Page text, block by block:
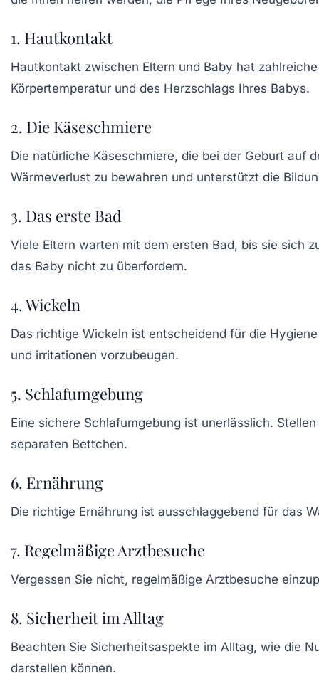
1. Hautkontakt
Hautkontakt zwischen Eltern und Baby hat
Körpertemperatur und des Herzschlags Ihres Babys.
2. Die Käseschmiere
Die natürliche Käseschmiere, die bei der Geburt auf
Wärmeverlust zu bewahren und unterstützt die
3. Das erste Bad
Viele Eltern warten mit dem ersten Bad, bis sie sich
das Baby nicht zu überfordern.
4. Wickeln
Das richtige Wickeln ist entscheidend für die Hygiene
und irritationen vorzubeugen.
5. Schlafumgebung
Eine sichere Schlafumgebung ist unerlässlich.
separaten Bettchen.
6. Ernährung
Die richtige Ernährung ist ausschlaggebend für das
7. Regelmäßige Arztbesuche
Vergessen Sie nicht, regelmäßige Arztbesuche
8. Sicherheit im Alltag
Beachten Sie Sicherheitsaspekte im Alltag, wie die
darstellen können.